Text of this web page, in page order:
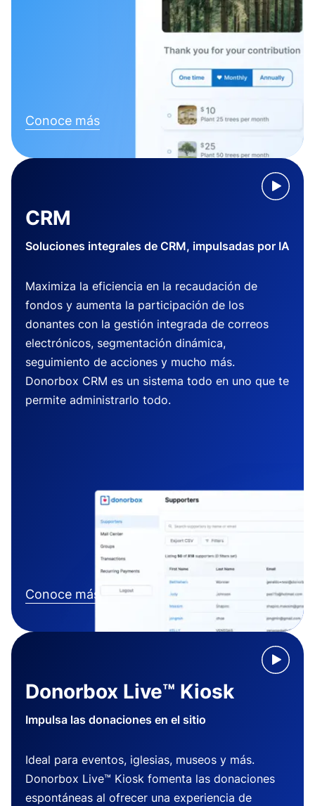
Conoce más
CRM
Soluciones integrales de CRM, impulsadas por IA
Maximiza la eficiencia en la recaudación de
fondos y aumenta la participación de los
donantes con la gestión integrada de correos
electrónicos, segmentación dinámica,
seguimiento de acciones y mucho más.
Donorbox CRM es un sistema todo en uno que te
permite administrarlo todo.
Conoce más
Donorbox Live™ Kiosk
Impulsa las donaciones en el sitio
Ideal para eventos, iglesias, museos y más.
Donorbox Live™ Kiosk fomenta las donaciones
espontáneas al ofrecer una experiencia de